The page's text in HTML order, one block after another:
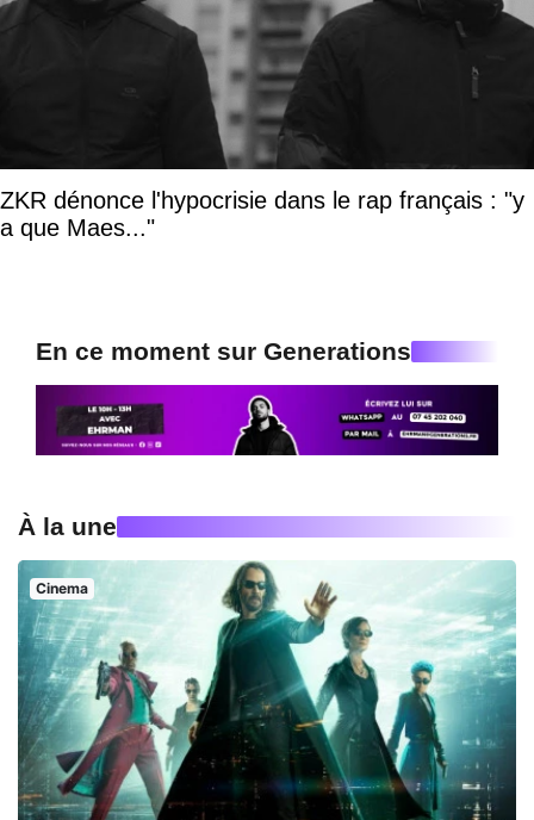
ZKR dénonce l'hypocrisie dans le rap français : "y
a que Maes..."
En ce moment sur Generations
À la une
Cinema